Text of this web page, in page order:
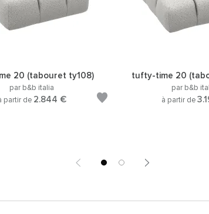
20 (tabouret ty108)
par b&b italia
partir de 2.844 €
tufty-time 20
par b&b
à partir de